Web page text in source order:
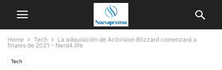
Home Tech
La adquisición de Activision Blizzard comenzará a
finales de 2021 – Nerd4.life
Tech